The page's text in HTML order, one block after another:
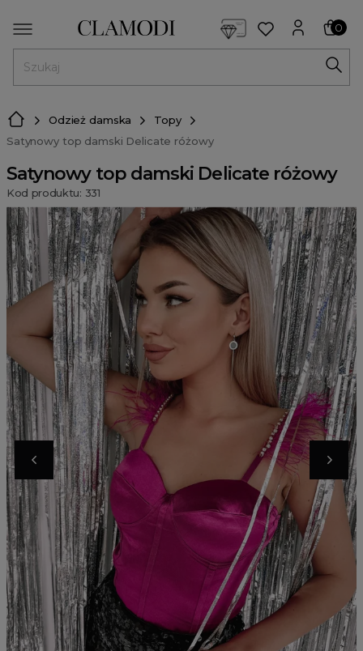
0
Odzież damska
Topy
Satynowy top damski Delicate różowy
Satynowy top damski Delicate różowy
Kod produktu: 331